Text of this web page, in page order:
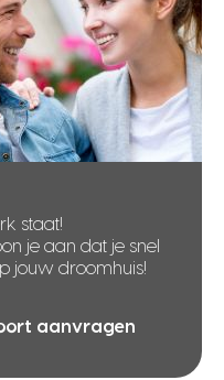
staat!
je aan dat je snel
jouw droomhuis!
aanvragen